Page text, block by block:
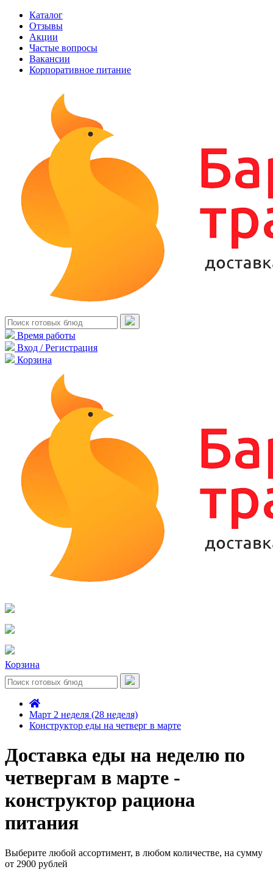
Каталог
Отзывы
Акции
Частые вопросы
Вакансии
Корпоративное питание
Время работы
Вход / Регистрация
Корзина
Корзина
Март 2 неделя (28 неделя)
Конструктор еды на четверг в марте
Доставка еды на неделю по
четвергам в марте -
конструктор рациона
питания
Выберите любой ассортимент, в любом количестве, на сумму
от 2900 рублей